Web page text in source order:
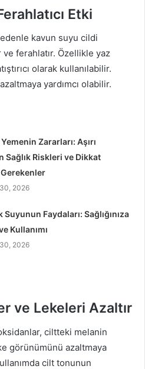
Etki
kavun suyu cildi
ferahlatır. Özellikle yaz
olarak kullanılabilir.
yardımcı olabilir.
Zararları: Aşırı
Sağlık Riskleri ve Dikkat
2026
Suyunun Faydaları: Sağlığınıza
Kullanımı
2026
ve Lekeleri Azaltır
ciltteki melanin
görünümünü azaltmaya
cilt tonunun